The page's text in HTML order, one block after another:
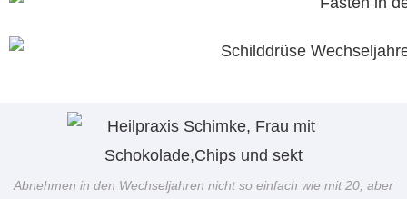
Abnehmen in den Wechseljahren nicht so einfach wie mit 20, aber